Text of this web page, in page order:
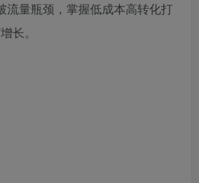
流量瓶颈，掌握低成本高转化打
长。